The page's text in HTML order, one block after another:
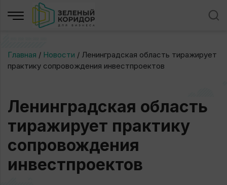
Главная / Новости / Ленинградская область тиражирует
практику сопровождения инвестпроектов
Ленинградская область
тиражирует практику
сопровождения
инвестпроектов